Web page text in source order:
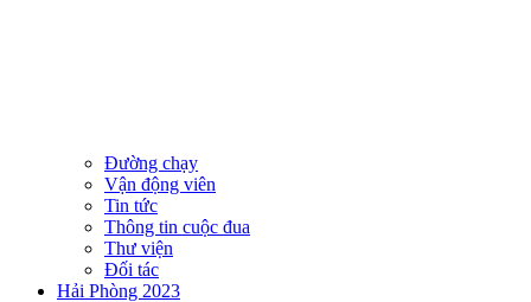
Đường chạy
Vận động viên
Tin tức
Thông tin cuộc đua
Thư viện
Đối tác
Hải Phòng 2023